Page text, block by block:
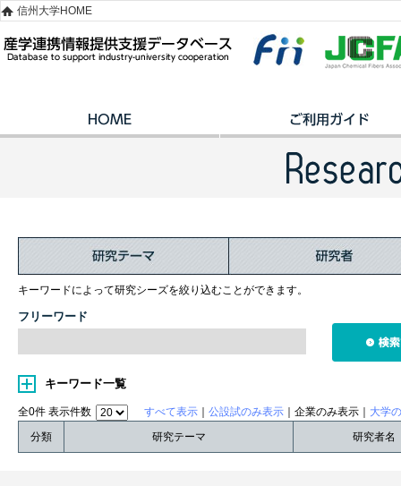
信州大学HOME
キーワードによって研究シーズを絞り込むことができます。
フリーワード
キーワード一覧
全0件 表示件数 すべて表示 公設試のみ表示 ｜企業のみ表示｜ 大学
分類
研究テーマ 研究者名